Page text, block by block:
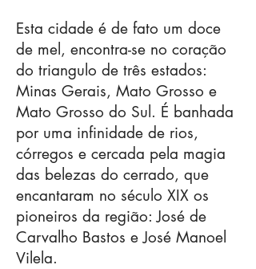
Esta cidade é de fato um doce
de mel, encontra-se no coração
do triangulo de três estados:
Minas Gerais, Mato Grosso e
Mato Grosso do Sul. É banhada
por uma infinidade de rios,
córregos e cercada pela magia
das belezas do cerrado, que
encantaram no século XIX os
pioneiros da região: José de
Carvalho Bastos e José Manoel
Vilela.